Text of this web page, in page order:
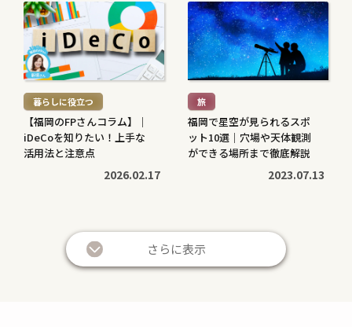
続
き
を
読
む
> 暮らしに役立つ
【福岡のFPさんコラム】｜
iDeCoを知りたい！上手な
活用法と注意点
2026.02.17
続
き
を
読
む
> 旅
福岡で星空が見られるスポ
ット10選｜穴場や天体観測
ができる場所まで徹底解説
2023.07.13
き
を
さらに表示